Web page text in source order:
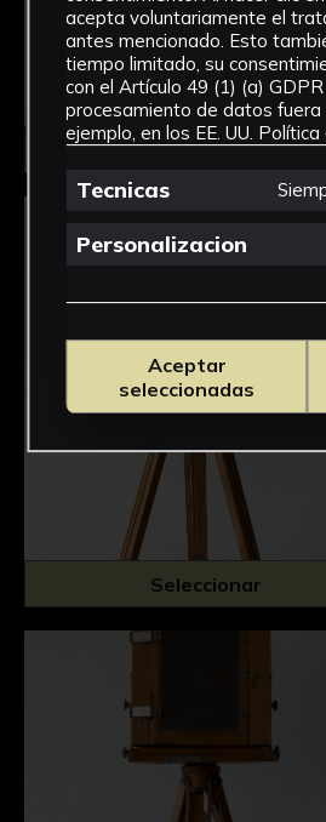
Seleccionar
Seleccionar
acepta voluntariamente el
antes mencionado. Esto
tiempo limitado, su
con el Artículo 49 (1) (a)
procesamiento de datos fuera
ejemplo, en los EE. UU. Política
Tecnicas
Personalizacion
Aceptar
seleccionadas